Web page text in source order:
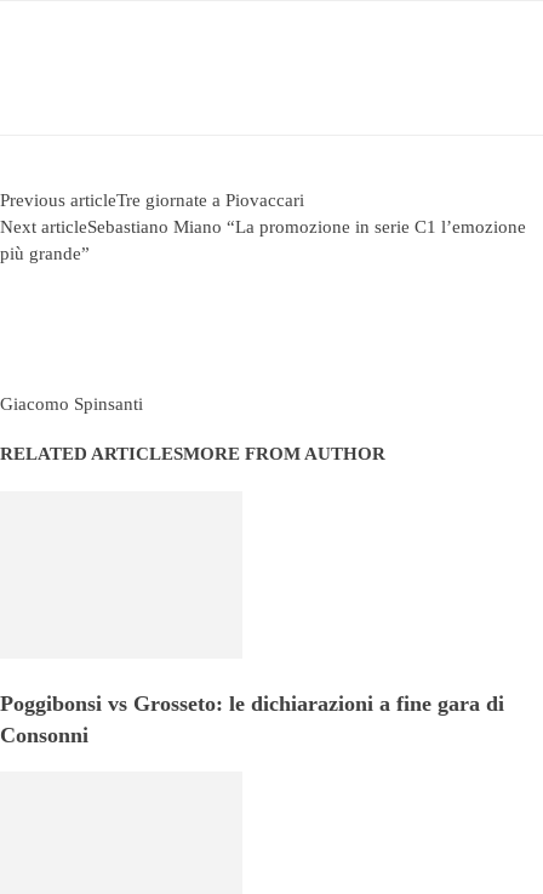
Previous articleTre giornate a Piovaccari
Next articleSebastiano Miano “La promozione in serie C1 l’emozione
più grande”
Giacomo Spinsanti
RELATED ARTICLESMORE FROM AUTHOR
Poggibonsi vs Grosseto: le dichiarazioni a fine gara di
Consonni